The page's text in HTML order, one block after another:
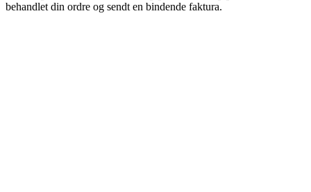
behandlet din ordre og sendt en bindende faktura.